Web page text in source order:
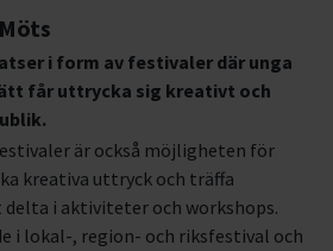
i form av festivaler där unga
får uttrycka sig kreativt och
är också möjligheten för
kreativa uttryck och träffa
i aktiviteter och workshops.
i lokal-, region- och riksfestival och